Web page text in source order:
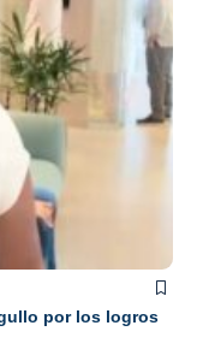
por los logros